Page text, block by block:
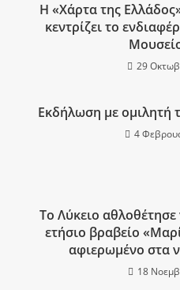
Η «Χάρτα της
κεντρίζει το
29
Εκδήλωση με ομιλητή
4
Το Λύκειο αθλοθέτησε
ετήσιο βραβείο
αφιερωμένο στα
18